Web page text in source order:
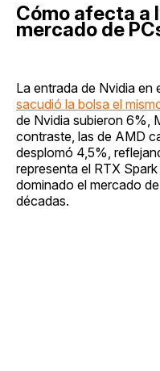
Cómo afecta a
mercado de
La entrada de Nvidia en
sacudió la bolsa el
de Nvidia subieron 6%,
contraste, las de AMD
desplomó 4,5%,
representa el RTX
dominado el mercado
décadas.